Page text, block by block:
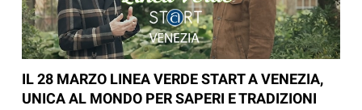
IL 28 MARZO LINEA VERDE START A VENEZIA,
UNICA AL MONDO PER SAPERI E TRADIZIONI